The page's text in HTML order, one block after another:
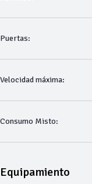
Puertas:
Velocidad máxima:
Consumo Misto:
Equipamiento